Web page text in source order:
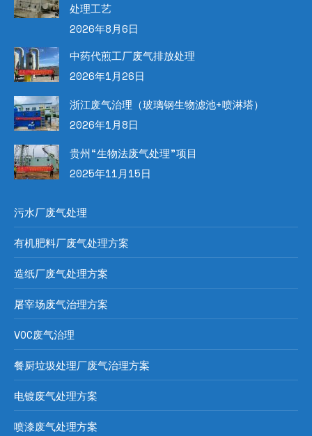
处理工艺
2026年8月6日
中药代煎工厂废气排放处理
2026年1月26日
浙江废气治理（玻璃钢生物滤池+喷淋塔）
2026年1月8日
贵州“生物法废气处理”项目
2025年11月15日
污水厂废气处理
有机肥料厂废气处理方案
造纸厂废气处理方案
屠宰场废气治理方案
VOC废气治理
餐厨垃圾处理厂废气治理方案
电镀废气处理方案
喷漆废气处理方案